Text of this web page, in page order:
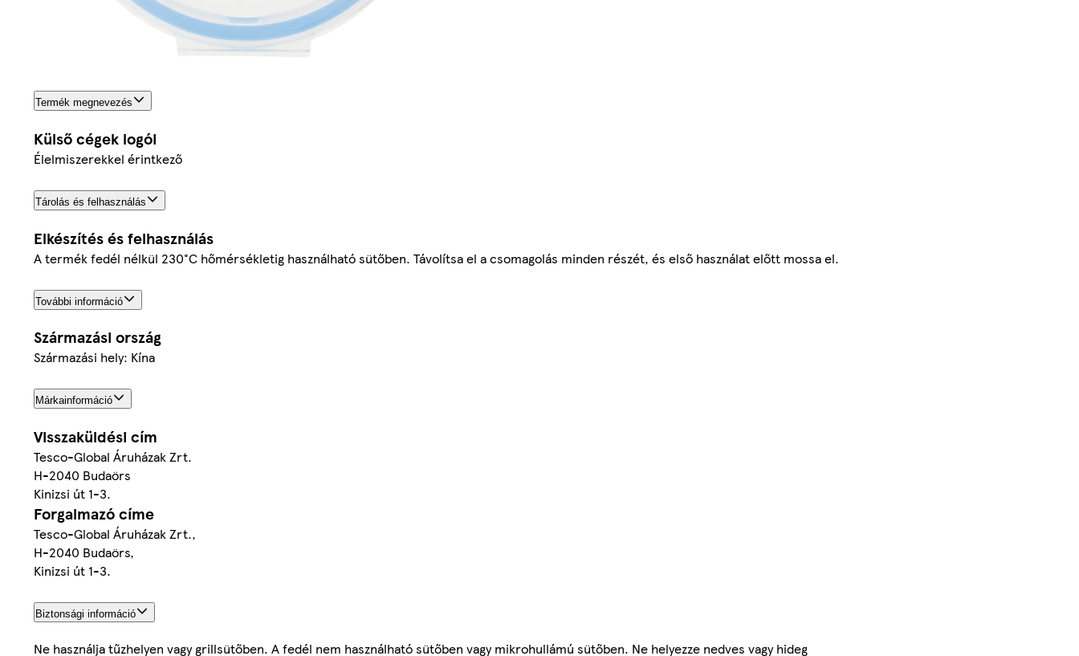
Termék megnevezés
Külső cégek logói
Élelmiszerekkel érintkező
Tárolás és felhasználás
Elkészítés és felhasználás
A termék fedél nélkül 230°C hőmérsékletig használható sütőben. Távolítsa el a csomagolás minden részét, és első használat előtt mossa el.
További információ
Származási ország
Származási hely: Kína
Márkainformáció
Visszaküldési cím
Tesco-Global Áruházak Zrt.
H-2040 Budaörs
Kinizsi út 1-3.
Forgalmazó címe
Tesco-Global Áruházak Zrt.,
H-2040 Budaörs,
Kinizsi út 1-3.
Biztonsági információ
Ne használja tűzhelyen vagy grillsütőben. A fedél nem használható sütőben vagy mikrohullámú sütőben. Ne helyezze nedves vagy hideg